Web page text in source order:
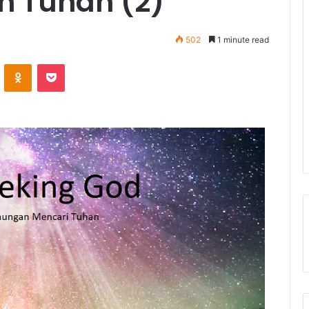
502 1 minute read